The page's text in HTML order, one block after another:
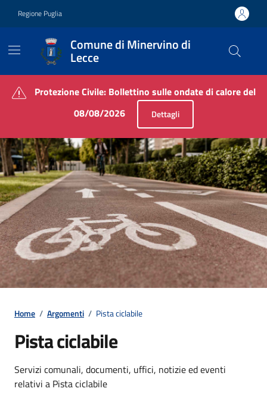
Regione Puglia
Comune di Minervino di
Lecce
Contenuti in evidenza
Protezione Civile: Bollettino sulle ondate di calore del
08/08/2026
Dettagli
Home / Argomenti / Pista ciclabile
Pista ciclabile
Dettagli dell'argomento
Servizi comunali, documenti, uffici, notizie ed eventi
relativi a Pista ciclabile